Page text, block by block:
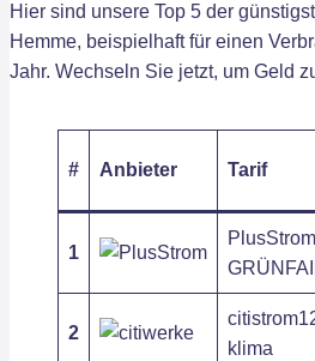
Hier sind unsere Top 5 der
Hemme, beispielhaft für einen
Jahr. Wechseln Sie jetzt, um Geld
# Anbieter Tarif
1
PlusStrom
2
klima